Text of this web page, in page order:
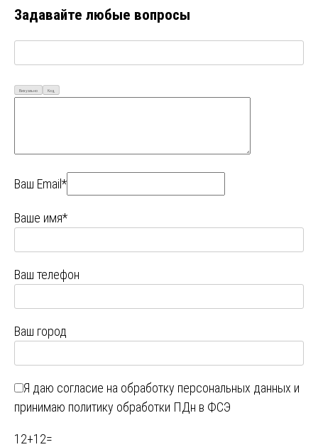
Задавайте любые вопросы
Визуально Код
Ваш Email*
Ваше имя*
Ваш телефон
Ваш город
Я даю согласие на обработку персональных данных и
принимаю политику обработки ПДн в ФСЭ
12+12=